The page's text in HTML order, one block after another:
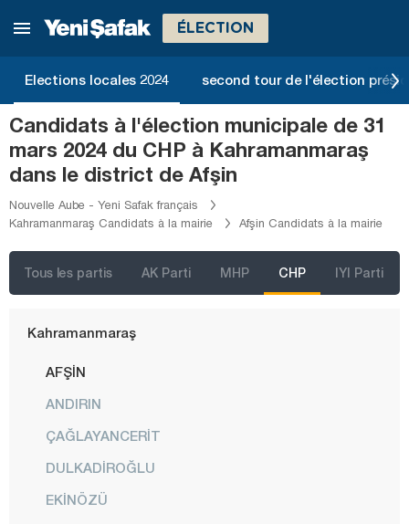
ÉLECTION
Elections locales 2024 second tour de l'élection
Candidats à l'élection municipale de 31
mars 2024 du CHP à Kahramanmaraş
dans le district de Afşin
Nouvelle Aube - Yeni Safak français
Kahramanmaraş Candidats à la mairie
Afşin Candidats à la mairie
Tous les partis AK Parti MHP CHP IYI Parti
Erzurum
Gaziantep
Giresun
Gümüşhane
Hakkari
Hatay
Isparta
Kahramanmaraş
AFŞİN
ANDIRIN
ÇAĞLAYANCERİT
DULKADİROĞLU
EKİNÖZÜ